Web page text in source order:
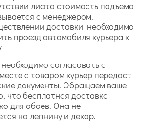
лифта стоимость подъема
с менеджером.
доставки необходимо
проезд автомобиля курьера к
согласовать с
с товаром курьер передаст
документы. Обращаем ваше
что бесплатная доставка
для обоев. Она не
на лепнину и декор.